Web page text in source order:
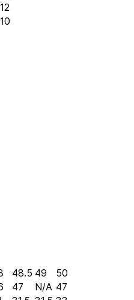
12
10
48.5 49
50
47 N/A 47